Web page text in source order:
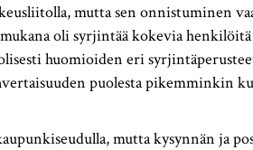
mutta sen onnistuminen
oli syrjintää kokevia
huomioiden eri
puolesta pikemminkin
mutta kysynnän ja